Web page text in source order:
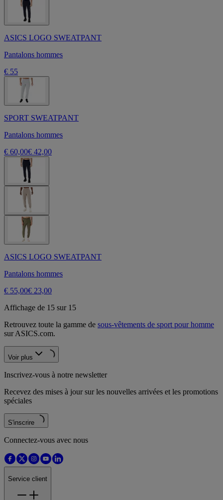
ASICS LOGO SWEATPANT
Pantalons hommes
€ 55
SPORT SWEATPANT
Pantalons hommes
€ 60,00€ 42,00
ASICS LOGO SWEATPANT
Pantalons hommes
€ 55,00€ 23,00
Affichage de 15 sur 15
Retrouvez toute la gamme de sous-vêtements de sport pour homme
sur ASICS.com.
Voir plus
Inscrivez-vous à notre newsletter
Recevez des mises à jour sur les nouvelles arrivées et les promotions
spéciales
S'inscrire
Connectez-vous avec nous
Service client